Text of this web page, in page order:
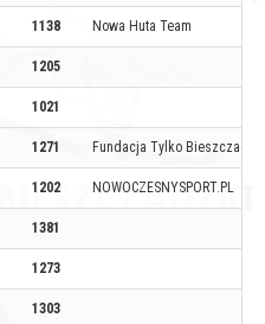
1138 Nowa Huta Team
1205
1021
1271 Fundacja Tylko Bieszczady
1202 NOWOCZESNYSPORT.PL
1381
1273
1303